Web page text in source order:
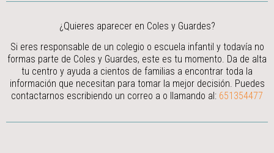
¿Quieres aparecer en Coles y Guardes?
Si eres responsable de un colegio o escuela infantil y todavía no
formas parte de Coles y Guardes, este es tu momento. Da de alta
tu centro y ayuda a cientos de familias a encontrar toda la
información que necesitan para tomar la mejor decisión. Puedes
contactarnos escribiendo un correo a o llamando al: 651354477